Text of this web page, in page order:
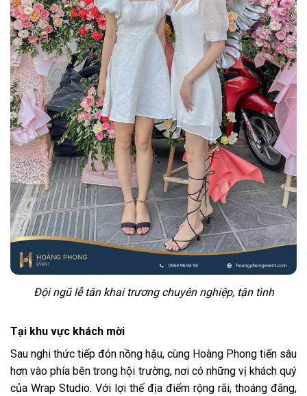
Đội ngũ lễ tân khai trương chuyên nghiệp, tận tình
Tại khu vực khách mời
Sau nghi thức tiếp đón nồng hậu, cùng Hoàng Phong tiến sâu
hơn vào phía bên trong hội trường, nơi có những vị khách quý
của Wrap Studio. Với lợi thế địa điểm rộng rãi, thoáng đãng,